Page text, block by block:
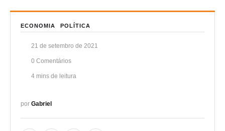
ECONOMIA POLÍTICA
21 de setembro de 2021
0 Comentários
4 mins de leitura
por Gabriel